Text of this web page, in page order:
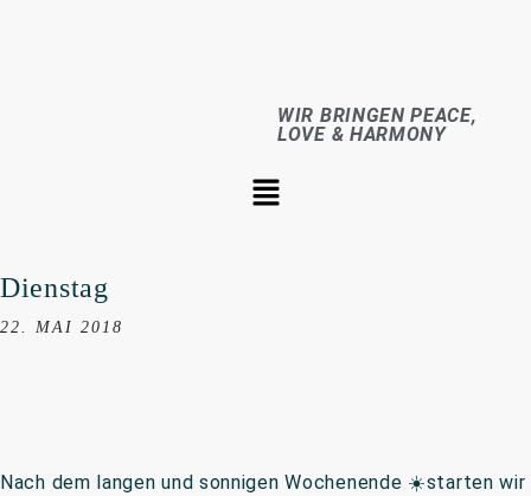
WIR BRINGEN PEACE,
LOVE & HARMONY
Dienstag
22. MAI 2018
Nach dem langen und sonnigen Wochenende ☀️starten wir